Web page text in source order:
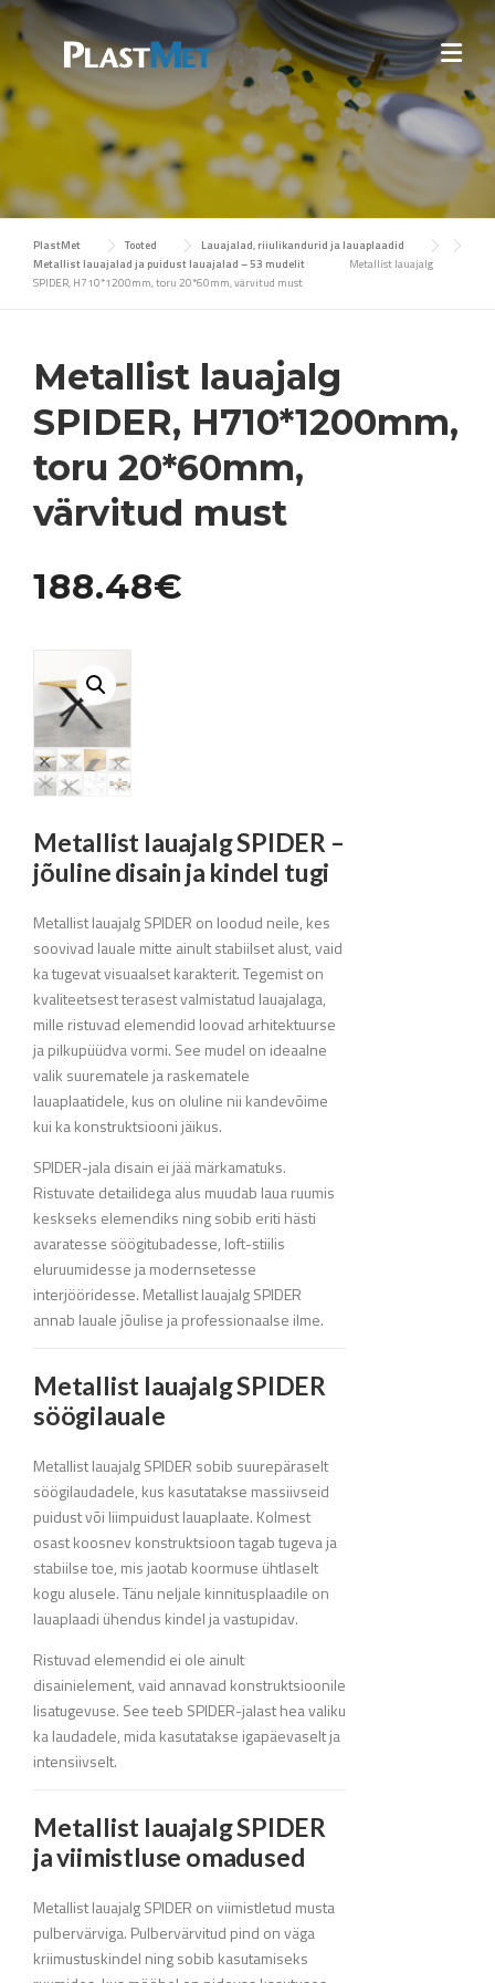
Skip
content
PlastMet Tooted
Lauajalad, riiulikandurid ja lauaplaadid
Metallist lauajalad ja puidust lauajalad – 53 mudelit
Metallist lauajalg
SPIDER, H710*1200mm, toru 20*60mm, värvitud must
Metallist lauajalg
SPIDER, H710*1200mm,
toru 20*60mm,
värvitud must
188.48€
Metallist lauajalg SPIDER –
jõuline disain ja kindel tugi
Metallist lauajalg SPIDER on loodud neile, kes
soovivad lauale mitte ainult stabiilset alust, vaid
ka tugevat visuaalset karakterit. Tegemist on
kvaliteetsest terasest valmistatud lauajalaga,
mille ristuvad elemendid loovad arhitektuurse
ja pilkupüüdva vormi. See mudel on ideaalne
valik suurematele ja raskematele
lauaplaatidele, kus on oluline nii kandevõime
kui ka konstruktsiooni jäikus.
SPIDER-jala disain ei jää märkamatuks.
Ristuvate detailidega alus muudab laua ruumis
keskseks elemendiks ning sobib eriti hästi
avaratesse söögitubadesse, loft-stiilis
eluruumidesse ja modernsetesse
interjööridesse. Metallist lauajalg SPIDER
annab lauale jõulise ja professionaalse ilme.
Metallist lauajalg SPIDER
söögilauale
Metallist lauajalg SPIDER sobib suurepäraselt
söögilaudadele, kus kasutatakse massiivseid
puidust või liimpuidust lauaplaate. Kolmest
osast koosnev konstruktsioon tagab tugeva ja
stabiilse toe, mis jaotab koormuse ühtlaselt
kogu alusele. Tänu neljale kinnitusplaadile on
lauaplaadi ühendus kindel ja vastupidav.
Ristuvad elemendid ei ole ainult
disainielement, vaid annavad konstruktsioonile
lisatugevuse. See teeb SPIDER-jalast hea valiku
ka laudadele, mida kasutatakse igapäevaselt ja
intensiivselt.
Metallist lauajalg SPIDER
ja viimistluse omadused
Metallist lauajalg SPIDER on viimistletud musta
pulbervärviga. Pulbervärvitud pind on väga
kriimustuskindel ning sobib kasutamiseks